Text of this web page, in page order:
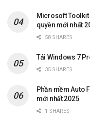
Microsoft Toolkit
quyền mới nhất
58 SHARES
Tải Windows 7
35 SHARES
Phần mềm Auto
mới nhất 2025
1 SHARES